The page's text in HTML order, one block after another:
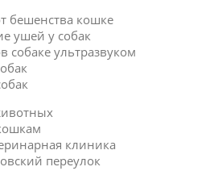
бешенства кошке
ушей у собак
собаке ультразвуком
клиника
переулок